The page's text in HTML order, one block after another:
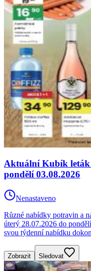
Aktuální Kubík leták
pondělí 03.08.2026
Nenastaveno
Různé nabídky potravin a
úterý 28.07.2026 do
svou týdenní nabídku
Zobrazit Sledovat